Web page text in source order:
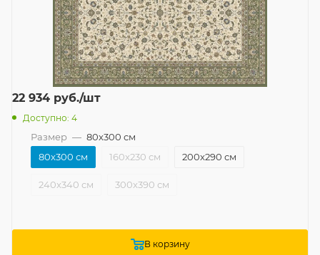
22 934 руб./шт
Доступно: 4
Размер — 80x300 см
80x300 см
160x230 см 200x290 см
240x340 см 300x390 см
В корзину